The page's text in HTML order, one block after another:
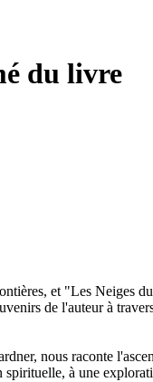
du livre
et "Les Neiges
de l'auteur à
nous raconte
à une